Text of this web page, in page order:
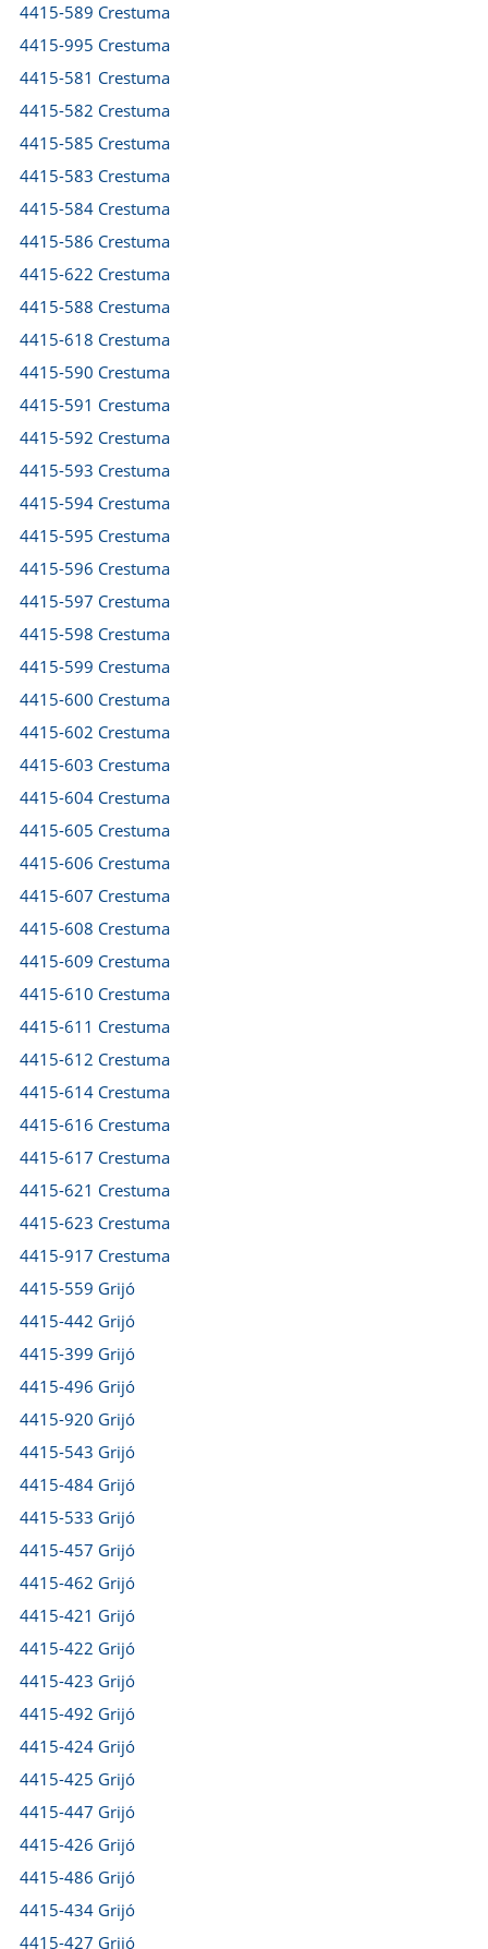
4415-589 Crestuma
4415-995 Crestuma
4415-581 Crestuma
4415-582 Crestuma
4415-585 Crestuma
4415-583 Crestuma
4415-584 Crestuma
4415-586 Crestuma
4415-622 Crestuma
4415-588 Crestuma
4415-618 Crestuma
4415-590 Crestuma
4415-591 Crestuma
4415-592 Crestuma
4415-593 Crestuma
4415-594 Crestuma
4415-595 Crestuma
4415-596 Crestuma
4415-597 Crestuma
4415-598 Crestuma
4415-599 Crestuma
4415-600 Crestuma
4415-602 Crestuma
4415-603 Crestuma
4415-604 Crestuma
4415-605 Crestuma
4415-606 Crestuma
4415-607 Crestuma
4415-608 Crestuma
4415-609 Crestuma
4415-610 Crestuma
4415-611 Crestuma
4415-612 Crestuma
4415-614 Crestuma
4415-616 Crestuma
4415-617 Crestuma
4415-621 Crestuma
4415-623 Crestuma
4415-917 Crestuma
4415-559 Grijó
4415-442 Grijó
4415-399 Grijó
4415-496 Grijó
4415-920 Grijó
4415-543 Grijó
4415-484 Grijó
4415-533 Grijó
4415-457 Grijó
4415-462 Grijó
4415-421 Grijó
4415-422 Grijó
4415-423 Grijó
4415-492 Grijó
4415-424 Grijó
4415-425 Grijó
4415-447 Grijó
4415-426 Grijó
4415-486 Grijó
4415-434 Grijó
4415-427 Grijó